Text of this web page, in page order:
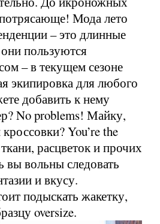
Мода лето
– это длинные
пользуются
– в текущем сезоне
экипировка для любого
добавить к нему
No problems! Майку,
You’re the
расцветок и прочих
вы вольны следовать
и вкусу.
подыскать жакетку,
oversize.